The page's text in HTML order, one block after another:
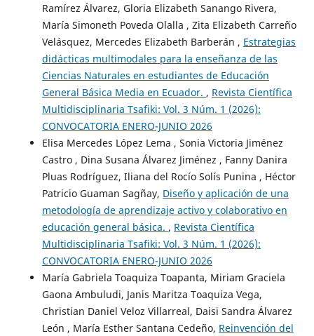
Ramírez Álvarez, Gloria Elizabeth Sanango Rivera,
María Simoneth Poveda Olalla , Zita Elizabeth Carreño
Velásquez, Mercedes Elizabeth Barberán , Estrategias
didácticas multimodales para la enseñanza de las
Ciencias Naturales en estudiantes de Educación
General Básica Media en Ecuador. , Revista Científica
Multidisciplinaria Tsafiki: Vol. 3 Núm. 1 (2026):
CONVOCATORIA ENERO-JUNIO 2026
Elisa Mercedes López Lema , Sonia Victoria Jiménez
Castro , Dina Susana Álvarez Jiménez , Fanny Danira
Pluas Rodríguez, Iliana del Rocío Solís Punina , Héctor
Patricio Guaman Sagñay, Diseño y aplicación de una
metodología de aprendizaje activo y colaborativo en
educación general básica. , Revista Científica
Multidisciplinaria Tsafiki: Vol. 3 Núm. 1 (2026):
CONVOCATORIA ENERO-JUNIO 2026
María Gabriela Toaquiza Toapanta, Miriam Graciela
Gaona Ambuludi, Janis Maritza Toaquiza Vega,
Christian Daniel Veloz Villarreal, Daisi Sandra Álvarez
León , María Esther Santana Cedeño, Reinvención del